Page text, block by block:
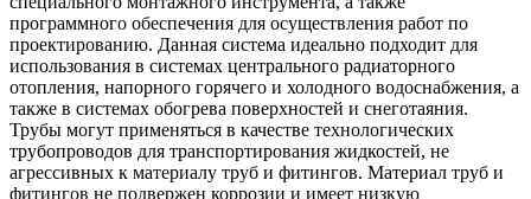
программного обеспечения для осуществления работ по
проектированию. Данная система идеально подходит для
использования в системах центрального радиаторного
отопления, напорного горячего и холодного водоснабжения, а
также в системах обогрева поверхностей и снеготаяния.
Трубы могут применяться в качестве технологических
трубопроводов для транспортирования жидкостей, не
агрессивных к материалу труб и фитингов. Материал труб и
фитингов не подвержен коррозии и имеет низкую